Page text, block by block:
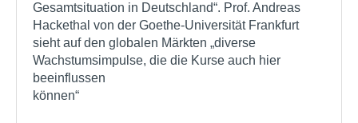
Gesamtsituation in Deutschland“. Prof. Andreas
Hackethal von der Goethe-Universität Frankfurt
sieht auf den globalen Märkten „diverse
Wachstumsimpulse, die die Kurse auch hier
beeinflussen
können“